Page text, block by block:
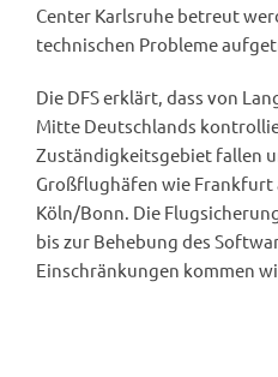
Center Karlsruhe betreut
technischen Probleme
Die DFS erklärt, dass von
Mitte Deutschlands
Zuständigkeitsgebiet fallen
Großflughäfen wie Frankfurt
Köln/Bonn. Die
bis zur Behebung des
Einschränkungen kommen